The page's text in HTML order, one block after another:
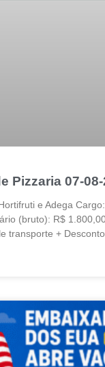
Pizzaria 07-08-
e Adega
(bruto): R$
transporte +